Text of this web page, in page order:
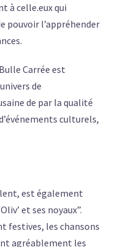
à celle.eux qui
pouvoir l’appréhender
Carrée est
de
de par la qualité
culturels,
est également
et ses noyaux”.
festives, les chansons
agréablement les